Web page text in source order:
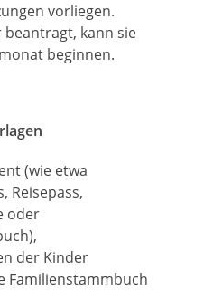
vorliegen.
kann sie
beginnen.
(wie etwa
Reisepass,
oder
der Kinder
Familienstammbuch